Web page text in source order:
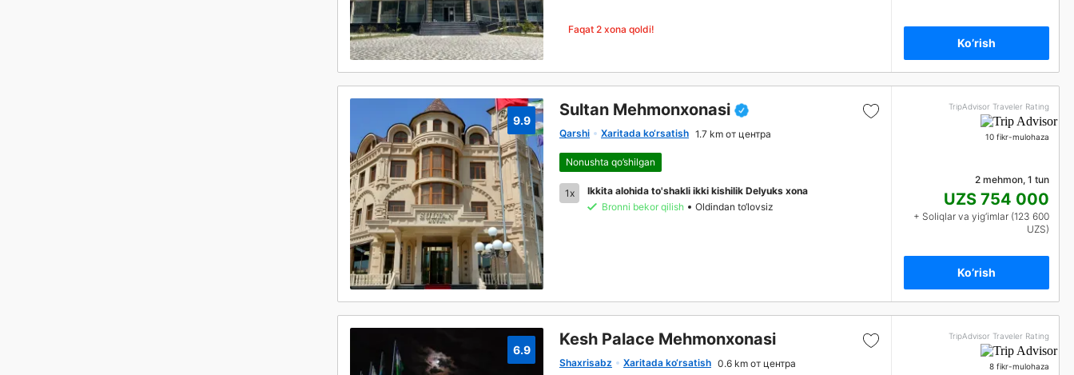
Faqat 2 xona qoldi!
Ko’rish
9.9
Sultan Mehmonxonasi
Qarshi Xaritada ko‘rsatish 1.7 km от центра
Nonushta qo’shilgan
1x
Ikkita alohida to'shakli ikki kishilik Delyuks xona
Bronni bekor qilish
Oldindan to‘lovsiz
TripAdvisor Traveler Rating
10 fikr-mulohaza
2 mehmon, 1 tun
UZS 754 000
+ Soliqlar va yig‘imlar (123 600
UZS)
Ko’rish
6.9
Kesh Palace Mehmonxonasi
Shaxrisabz Xaritada ko‘rsatish 0.6 km от центра
TripAdvisor Traveler Rating
8 fikr-mulohaza